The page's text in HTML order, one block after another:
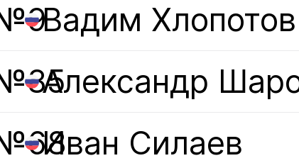
Вадим Хлопотов
Александр
Иван Силаев